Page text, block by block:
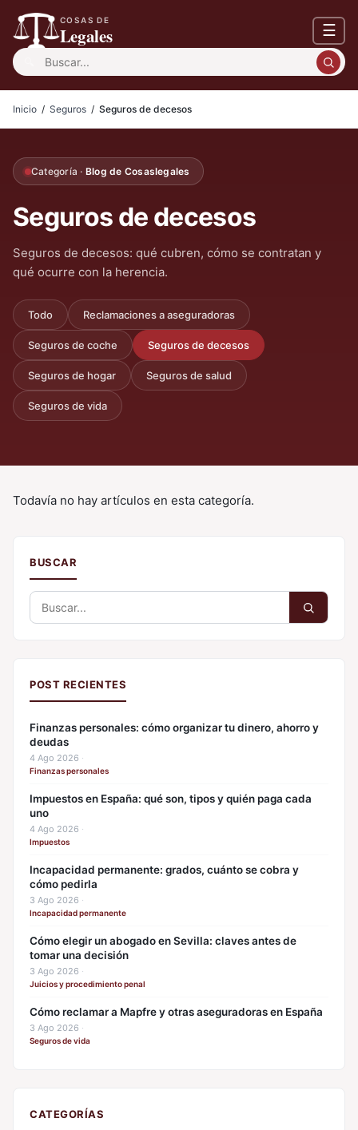
COSAS DE
Legales ☰
Buscar:
Inicio / Seguros / Seguros de decesos
Categoría · Blog de Cosaslegales
Seguros de decesos
Seguros de decesos: qué cubren, cómo se contratan y
qué ocurre con la herencia.
Todo Reclamaciones a aseguradoras
Seguros de coche Seguros de decesos
Seguros de hogar Seguros de salud
Seguros de vida
BUSCAR
Buscar:
POST RECIENTES
Finanzas personales: cómo organizar tu dinero, ahorro y
deudas
4 Ago 2026 ·
Finanzas personales
Impuestos en España: qué son, tipos y quién paga cada
uno
4 Ago 2026 ·
Impuestos
Incapacidad permanente: grados, cuánto se cobra y
cómo pedirla
3 Ago 2026 ·
Incapacidad permanente
Cómo elegir un abogado en Sevilla: claves antes de
tomar una decisión
3 Ago 2026 ·
Juicios y procedimiento penal
Cómo reclamar a Mapfre y otras aseguradoras en España
3 Ago 2026 ·
Seguros de vida
CATEGORÍAS
Todavía no hay artículos en esta categoría.